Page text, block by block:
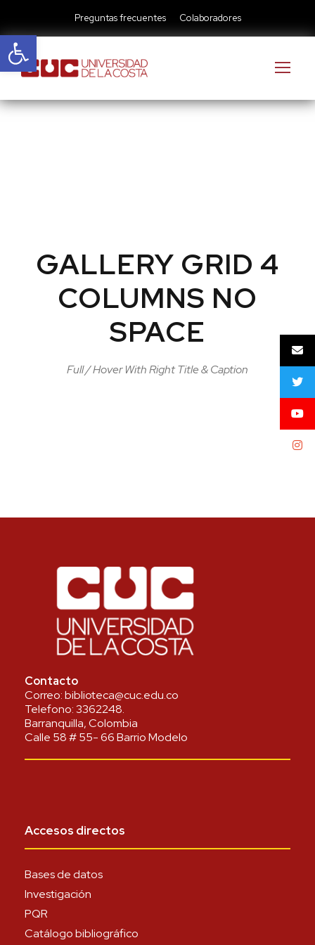
Abrir barra de herramientas
Preguntas frecuentes Colaboradores
GALLERY GRID 4
COLUMNS NO
SPACE
Full / Hover With Right Title & Caption
Contacto
Correo:biblioteca@cuc.edu.co
Telefono:3362248.
Barranquilla, Colombia
Calle 58 # 55- 66 Barrio Modelo
Accesos directos
Bases de datos
Investigación
PQR
Catálogo bibliográfico